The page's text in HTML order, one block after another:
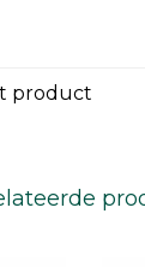
product